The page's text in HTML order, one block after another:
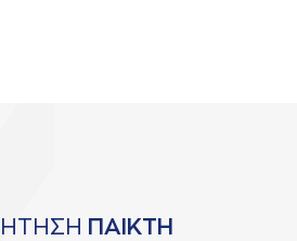
ΠΑΙΚΤΗ